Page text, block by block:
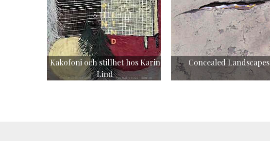
Kakofoni och stillhet hos Karin
Lind
Concealed Landscapes